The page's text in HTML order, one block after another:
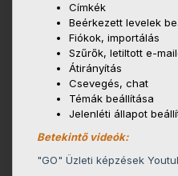
Címkék
Beérkezett levelek
Fiókok, importálás
Szűrők, letiltott e-
Átirányítás
Csevegés, chat
Témák beállítása
Jelenléti állapot
Betekintő videók:
"GO" Üzleti képzések